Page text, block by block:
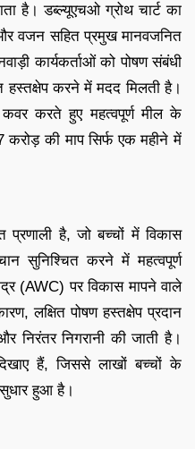
है। डब्ल्यूएचओ ग्रोथ चार्ट का
वजन सहित प्रमुख मानवजनित
कार्यकर्ताओं को पोषण संबंधी
करने में मदद मिलती है।
करते हुए महत्वपूर्ण मील के
की माप सिर्फ एक महीने में
प्रणाली है, जो बच्चों में विकास
सुनिश्चित करने में महत्वपूर्ण
(AWC) पर विकास मापने वाले
लक्षित पोषण हस्तक्षेप प्रदान
निरंतर निगरानी की जाती है।
हैं, जिससे लाखों बच्चों के
सुधार हुआ है।